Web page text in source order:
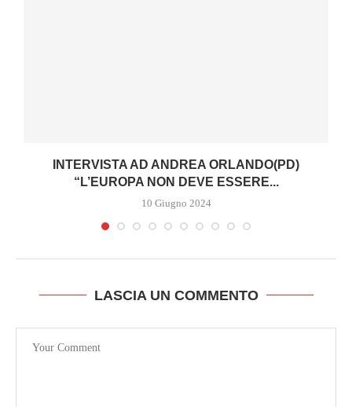
INTERVISTA AD ANDREA ORLANDO(PD)
“L’EUROPA NON DEVE ESSERE...
10 Giugno 2024
LASCIA UN COMMENTO